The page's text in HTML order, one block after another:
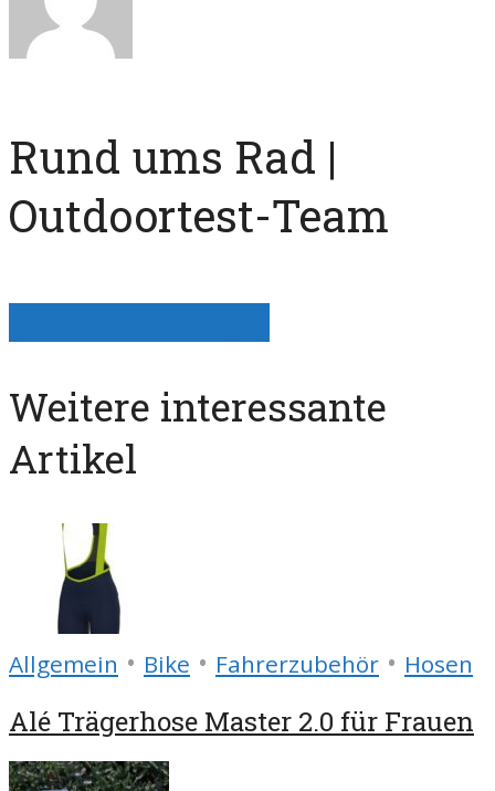
Rund ums Rad |
Outdoortest-Team
Weitere interessante
Artikel
Allgemein • Bike • Fahrerzubehör • Hosen
Alé Trägerhose Master 2.0 für Frauen